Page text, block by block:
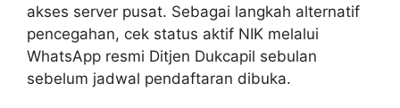
akses server pusat. Sebagai langkah alternatif
pencegahan, cek status aktif NIK melalui
WhatsApp resmi Ditjen Dukcapil sebulan
sebelum jadwal pendaftaran dibuka.